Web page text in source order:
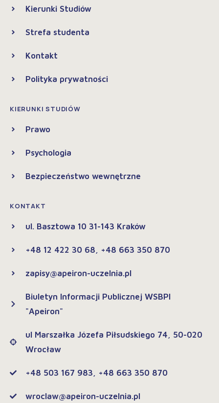
Kierunki Studiów
Strefa studenta
Kontakt
Polityka prywatności
KIERUNKI STUDIÓW
Prawo
Psychologia
Bezpieczeństwo wewnętrzne
KONTAKT
ul. Basztowa 10 31-143 Kraków
+48 12 422 30 68, +48 663 350 870
zapisy@apeiron-uczelnia.pl
Biuletyn Informacji Publicznej WSBPI
"Apeiron"
ul Marszałka Józefa Piłsudskiego 74, 50-020
Wrocław
+48 503 167 983, +48 663 350 870
wroclaw@apeiron-uczelnia.pl